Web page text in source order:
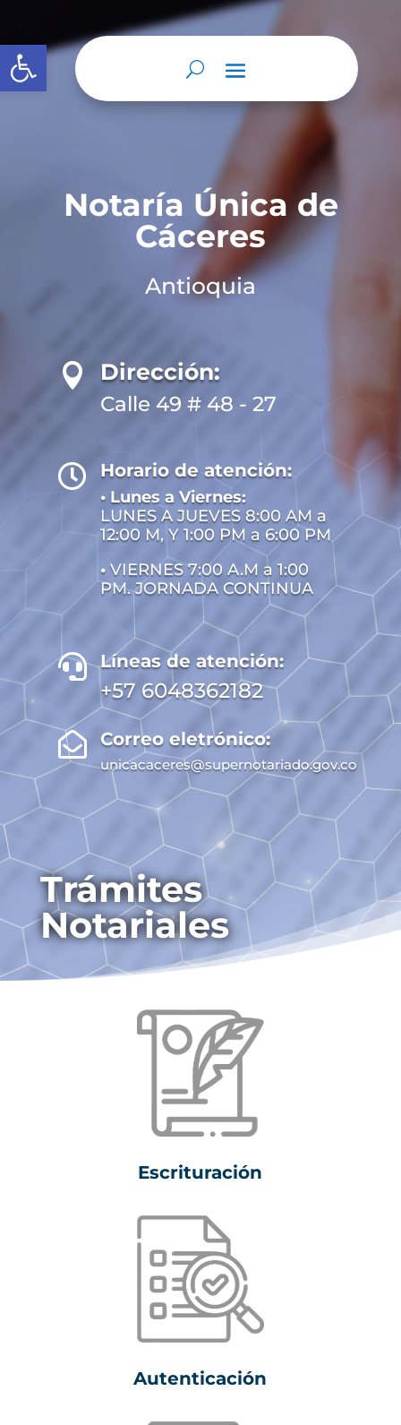
Abrir barra de herramientas
Notaría Única de
Cáceres
Antioquia
 Dirección:
Calle 49 # 48 - 27
 Horario de atención:
• Lunes a Viernes:
LUNES A JUEVES 8:00 AM a
12:00 M, Y 1:00 PM a 6:00 PM
• VIERNES 7:00 A.M a 1:00
PM. JORNADA CONTINUA
 Líneas de atención:
+57 6048362182
 Correo eletrónico:
unicacaceres@supernotariado.gov.co
Trámites
Notariales
Escrituración
Autenticación